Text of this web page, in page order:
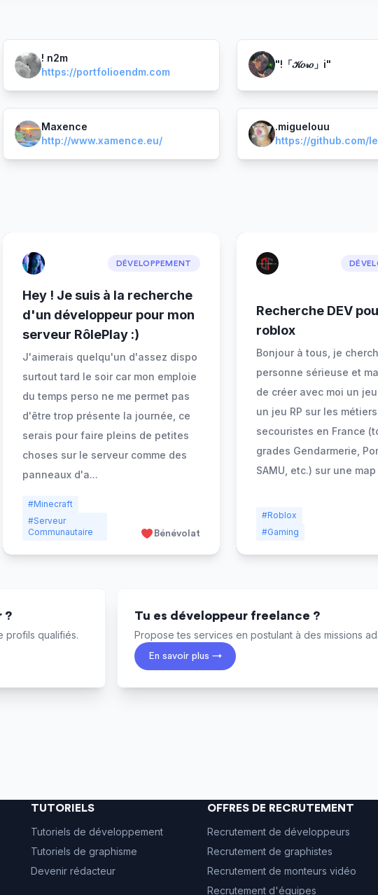
! n2m
https://portfolioendm.com
"!「𝒦𝑜𝓇𝑜」i"
Maxence
http://www.xamence.eu/
.miguelouu
https://github.com/
DÉVELOPPEMENT
Hey ! Je suis à la recherche
d'un développeur pour mon
serveur RôlePlay :)
J'aimerais quelqu'un d'assez dispo
surtout tard le soir car mon emploie
du temps perso ne me permet pas
d'être trop présente la journée, ce
serais pour faire pleins de petites
choses sur le serveur comme des
panneaux d'a...
#Minecraft
#Serveur
Communautaire
Bénévolat
Recherche DEV
roblox
Bonjour à tous, je
personne sérieuse et
de créer avec moi un jeu
un jeu RP sur les
secouristes en France
grades Gendarmerie,
SAMU, etc.) sur une
#Roblox
#Gaming
?
profils qualifiés.
Tu es développeur freelance ?
Propose tes services en postulant à des missions
En savoir plus →
TUTORIELS
Tutoriels de développement
Tutoriels de graphisme
Devenir rédacteur
OFFRES DE RECRUTEMENT
Recrutement de développeurs
Recrutement de graphistes
Recrutement de monteurs vidéo
Recrutement d'équipes